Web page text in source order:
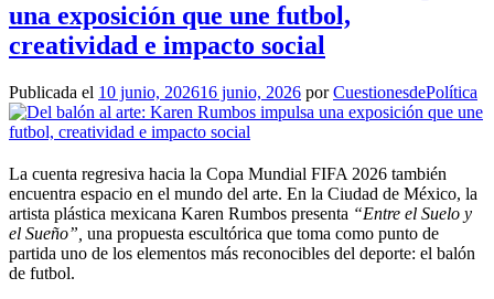
una exposición que une futbol,
creatividad e impacto social
Publicada el 10 junio, 202616 junio, 2026 porCuestionesdePolítica
La cuenta regresiva hacia la Copa Mundial FIFA 2026 también
encuentra espacio en el mundo del arte. En la Ciudad de México, la
artista plástica mexicana Karen Rumbos presenta “Entre el Suelo y
el Sueño”, una propuesta escultórica que toma como punto de
partida uno de los elementos más reconocibles del deporte: el balón
de futbol.